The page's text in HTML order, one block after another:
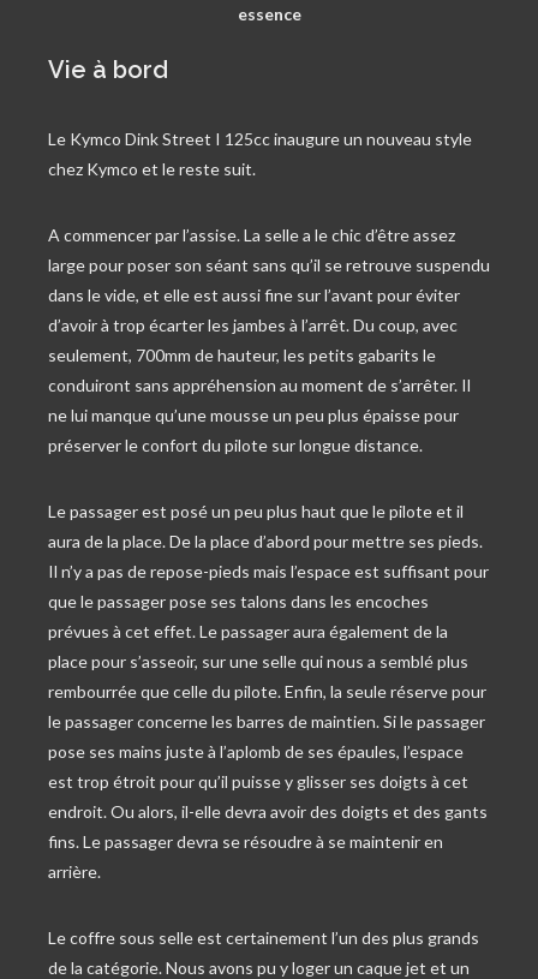
essence
Vie à bord
Le Kymco Dink Street I 125cc inaugure un nouveau style
chez Kymco et le reste suit.
A commencer par l’assise. La selle a le chic d’être assez
large pour poser son séant sans qu’il se retrouve suspendu
dans le vide, et elle est aussi fine sur l’avant pour éviter
d’avoir à trop écarter les jambes à l’arrêt. Du coup, avec
seulement, 700mm de hauteur, les petits gabarits le
conduiront sans appréhension au moment de s’arrêter. Il
ne lui manque qu’une mousse un peu plus épaisse pour
préserver le confort du pilote sur longue distance.
Le passager est posé un peu plus haut que le pilote et il
aura de la place. De la place d’abord pour mettre ses pieds.
Il n’y a pas de repose-pieds mais l’espace est suffisant pour
que le passager pose ses talons dans les encoches
prévues à cet effet. Le passager aura également de la
place pour s’asseoir, sur une selle qui nous a semblé plus
rembourrée que celle du pilote. Enfin, la seule réserve pour
le passager concerne les barres de maintien. Si le passager
pose ses mains juste à l’aplomb de ses épaules, l’espace
est trop étroit pour qu’il puisse y glisser ses doigts à cet
endroit. Ou alors, il-elle devra avoir des doigts et des gants
fins. Le passager devra se résoudre à se maintenir en
arrière.
Le coffre sous selle est certainement l’un des plus grands
de la catégorie. Nous avons pu y loger un caque jet et un